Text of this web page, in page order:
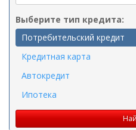
Выберите тип кредита:
Потребительский кредит
Кредитная карта
Автокредит
Ипотека